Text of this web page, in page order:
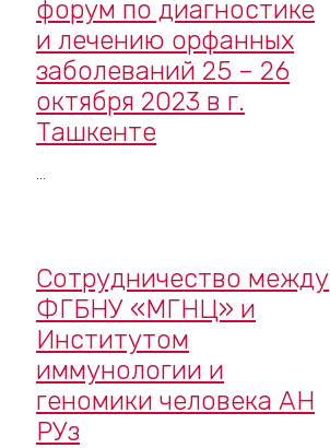
форум по диагностике
и лечению орфанных
заболеваний 25 – 26
октября 2023 в г.
Ташкенте
Сотрудничество между
ФГБНУ «МГНЦ» и
Институтом
иммунологии и
геномики человека АН
РУз